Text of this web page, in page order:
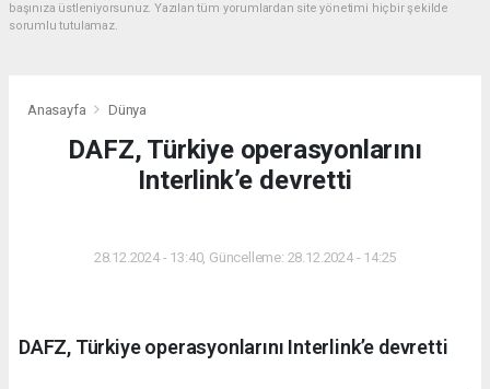
başınıza üstleniyorsunuz. Yazılan tüm yorumlardan site yönetimi hiçbir şekilde
sorumlu tutulamaz.
Anasayfa Dünya
DAFZ, Türkiye operasyonlarını
Interlink’e devretti
28.12.2024 - 13:40, Güncelleme: 28.12.2024 - 14:25
DAFZ, Türkiye operasyonlarını Interlink’e devretti